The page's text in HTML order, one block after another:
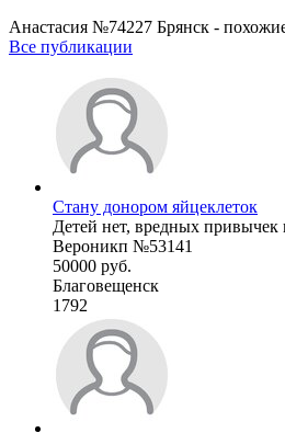
Анастасия №74227 Брянск -
Все публикации
Стану донором яйцеклеток
Детей нет, вредных привычек
Вероникп №53141
50000 руб.
Благовещенск
1792